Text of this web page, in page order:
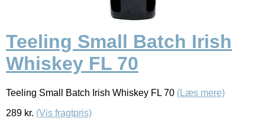
Teeling Small Batch Irish
Whiskey FL 70
Teeling Small Batch Irish Whiskey FL 70 (Læs mere)
289 kr. (Vis fragtpris)